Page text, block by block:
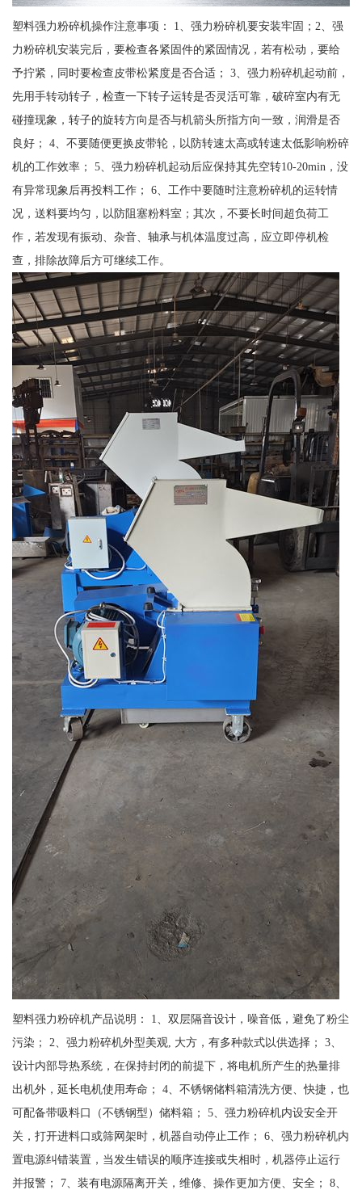
塑料强力粉碎机操作注意事项： 1、强力粉碎机要安装牢固；2、强
力粉碎机安装完后，要检查各紧固件的紧固情况，若有松动，要给
予拧紧，同时要检查皮带松紧度是否合适； 3、强力粉碎机起动前，
先用手转动转子，检查一下转子运转是否灵活可靠，破碎室内有无
碰撞现象，转子的旋转方向是否与机箭头所指方向一致，润滑是否
良好； 4、不要随便更换皮带轮，以防转速太高或转速太低影响粉碎
机的工作效率； 5、强力粉碎机起动后应保持其先空转10-20min，没
有异常现象后再投料工作； 6、工作中要随时注意粉碎机的运转情
况，送料要均匀，以防阻塞粉料室；其次，不要长时间超负荷工
作，若发现有振动、杂音、轴承与机体温度过高，应立即停机检
查，排除故障后方可继续工作。
塑料强力粉碎机产品说明： 1、双层隔音设计，噪音低，避免了粉尘
污染； 2、强力粉碎机外型美观, 大方，有多种款式以供选择； 3、
设计内部导热系统，在保持封闭的前提下，将电机所产生的热量排
出机外，延长电机使用寿命； 4、不锈钢储料箱清洗方便、快捷，也
可配备带吸料口（不锈钢型）储料箱； 5、强力粉碎机内设安全开
关，打开进料口或筛网架时，机器自动停止工作； 6、强力粉碎机内
置电源纠错装置，当发生错误的顺序连接或失相时，机器停止运行
并报警； 7、装有电源隔离开关，维修、操作更加方便、安全； 8、